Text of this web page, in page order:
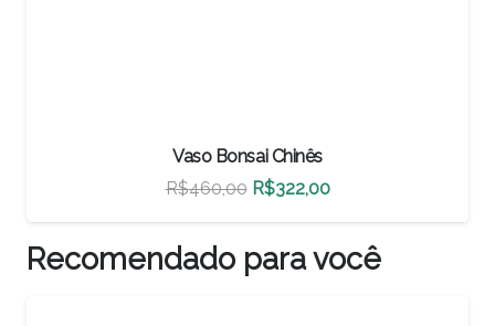
Vaso Bonsai Chinês
R$460,00 O
preço
original
R$322,00O
preço
atual
Recomendado para você